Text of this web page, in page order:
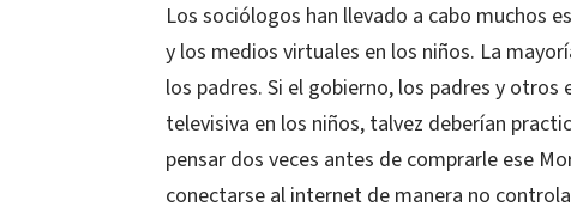
Los sociólogos han llevado a cabo muchos
y los medios virtuales en los niños. La
los padres. Si el gobierno, los padres y
televisiva en los niños, talvez deberían
pensar dos veces antes de comprarle ese
conectarse al internet de manera no